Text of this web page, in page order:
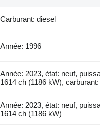
Carburant: diesel
Année: 1996
Année: 2023, état: neuf,
1614 ch (1186 kW),
Année: 2023, état: neuf,
1614 ch (1186 kW)